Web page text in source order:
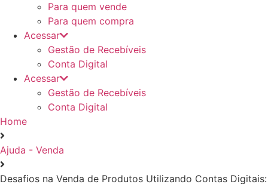
Para quem vende
Para quem compra
Acessar
Gestão de Recebíveis
Conta Digital
Acessar
Gestão de Recebíveis
Conta Digital
Home
Ajuda - Venda
Desafios na Venda de Produtos Utilizando Contas Digitais: